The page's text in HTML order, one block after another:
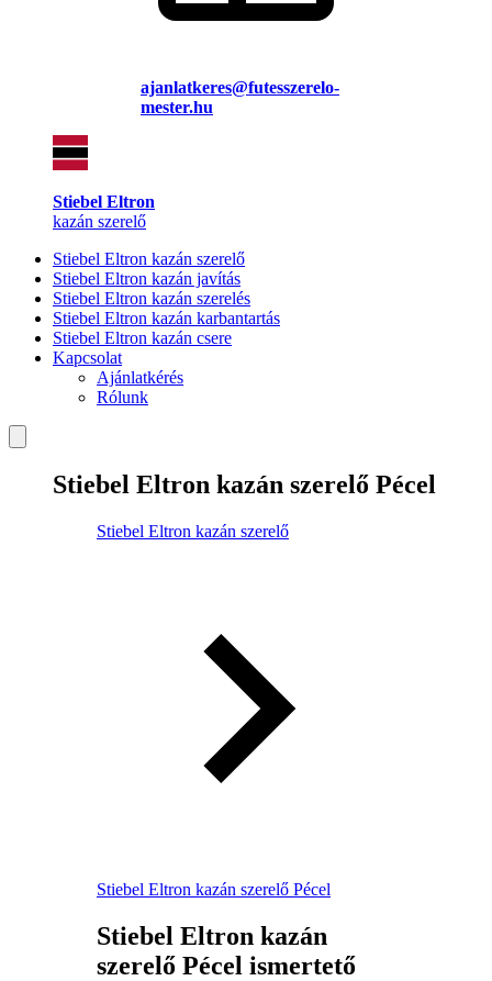
ajanlatkeres@futesszerelo-
mester.hu
Stiebel Eltron
kazán szerelő
Stiebel Eltron kazán szerelő
Stiebel Eltron kazán javítás
Stiebel Eltron kazán szerelés
Stiebel Eltron kazán karbantartás
Stiebel Eltron kazán csere
Kapcsolat
Ajánlatkérés
Rólunk
Stiebel Eltron kazán szerelő Pécel
Stiebel Eltron kazán szerelő
Stiebel Eltron kazán szerelő Pécel
Stiebel Eltron kazán
szerelő Pécel ismertető